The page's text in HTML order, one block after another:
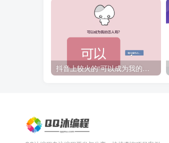
抖音上较火的“可以成为我的恋人吗”HTML源码